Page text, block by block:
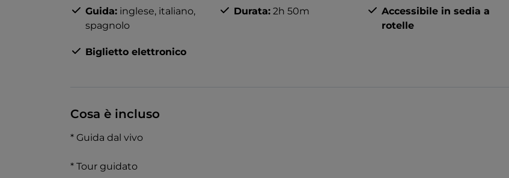
Guida: inglese, italiano,
spagnolo
Durata:2h 50m
Accessibile in sedia a
rotelle
Biglietto elettronico
Cosa è incluso
* Guida dal vivo
* Tour guidato